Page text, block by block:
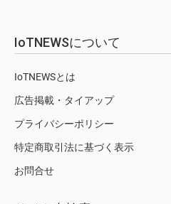
IoTNEWSについて
IoTNEWSとは
広告掲載・タイアップ
プライバシーポリシー
特定商取引法に基づく表示
お問合せ